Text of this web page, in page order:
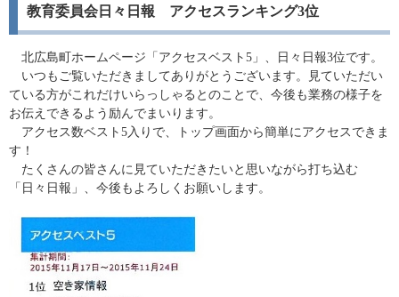
教育委員会日々日報 アクセスランキング3位
北広島町ホームページ「アクセスベスト5」、日々日報3位です。
いつもご覧いただきましてありがとうございます。見ていただい
ている方がこれだけいらっしゃるとのことで、今後も業務の様子を
お伝えできるよう励んでまいります。
アクセス数ベスト5入りで、トップ画面から簡単にアクセスできま
す！
たくさんの皆さんに見ていただきたいと思いながら打ち込む
「日々日報」、今後もよろしくお願いします。